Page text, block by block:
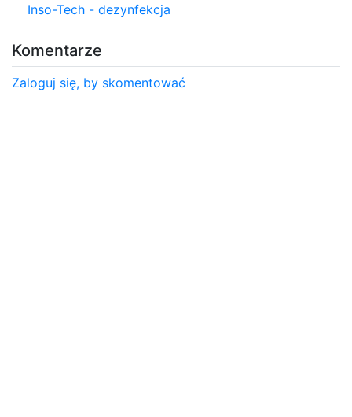
Inso-Tech - dezynfekcja
Komentarze
Zaloguj się, by skomentować